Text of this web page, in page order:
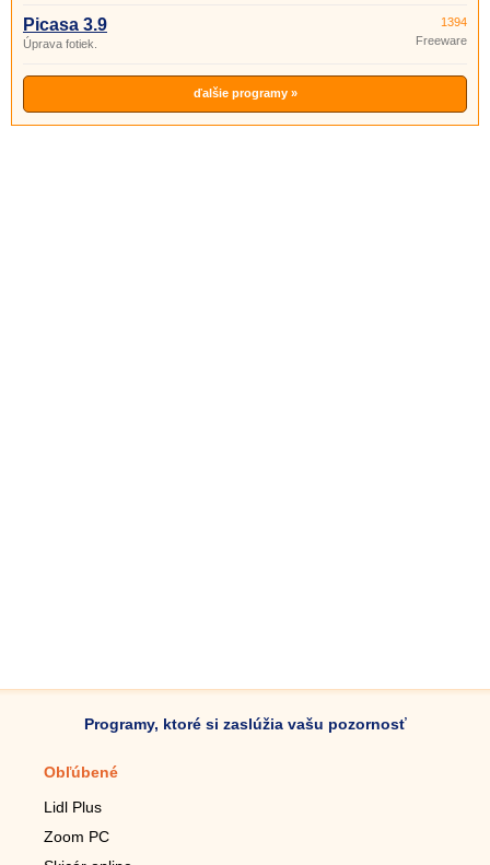
Picasa 3.9
Úprava fotiek.
1394
Freeware
ďalšie programy »
Programy, ktoré si zaslúžia vašu pozornosť
Obľúbené
Lidl Plus
Zoom PC